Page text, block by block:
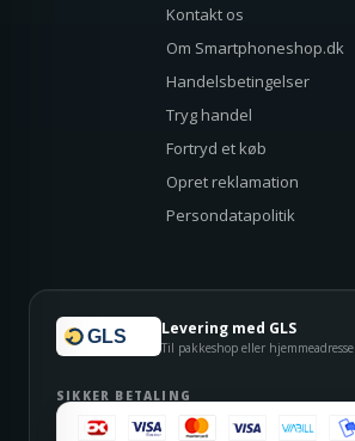
Kontakt os
Om Smartphoneshop.dk
Handelsbetingelser
Tryg handel
Fortryd et køb
Opret reklamation
Persondatapolitik
GLS Levering med GLS
Til pakkeshop eller hjemmeadresse
SIKKER BETALING